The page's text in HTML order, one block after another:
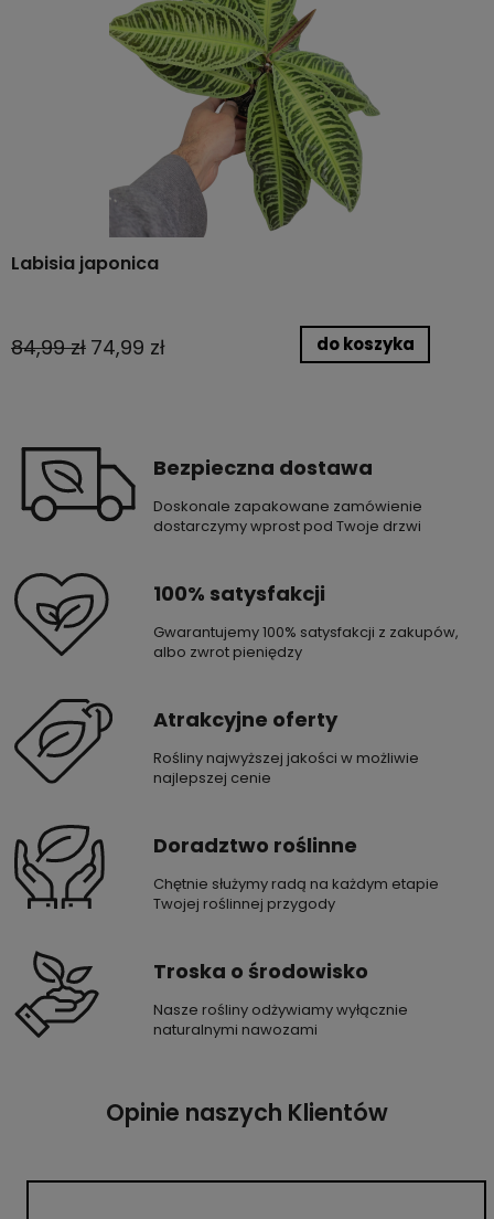
Labisia japonica
84,99 zł 74,99 zł do koszyka
Bezpieczna dostawa
Doskonale zapakowane zamówienie
dostarczymy wprost pod Twoje drzwi
100% satysfakcji
Gwarantujemy 100% satysfakcji z zakupów,
albo zwrot pieniędzy
Atrakcyjne oferty
Rośliny najwyższej jakości w możliwie
najlepszej cenie
Doradztwo roślinne
Chętnie służymy radą na każdym etapie
Twojej roślinnej przygody
Troska o środowisko
Nasze rośliny odżywiamy wyłącznie
naturalnymi nawozami
Opinie naszych Klientów